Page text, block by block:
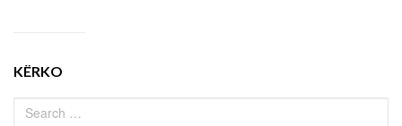
KËRKO